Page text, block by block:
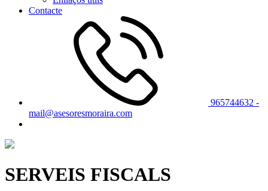
Contacte
965744632 -
mail@asesoresmoraira.com
SERVEIS FISCALS